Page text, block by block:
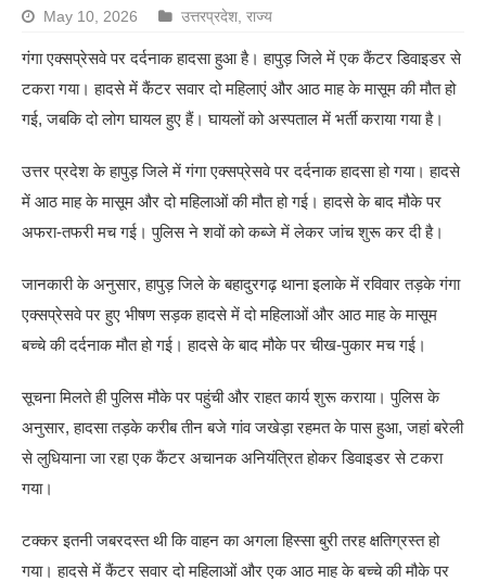
May 10, 2026 उत्तरप्रदेश ,राज्य
गंगा एक्सप्रेसवे पर दर्दनाक हादसा हुआ है। हापुड़ जिले में एक कैंटर डिवाइडर से
टकरा गया। हादसे में कैंटर सवार दो महिलाएं और आठ माह के मासूम की मौत हो
गई, जबकि दो लोग घायल हुए हैं। घायलों को अस्पताल में भर्ती कराया गया है।
उत्तर प्रदेश के हापुड़ जिले में गंगा एक्सप्रेसवे पर दर्दनाक हादसा हो गया। हादसे
में आठ माह के मासूम और दो महिलाओं की मौत हो गई। हादसे के बाद मौके पर
अफरा-तफरी मच गई। पुलिस ने शवों को कब्जे में लेकर जांच शुरू कर दी है।
जानकारी के अनुसार, हापुड़ जिले के बहादुरगढ़ थाना इलाके में रविवार तड़के गंगा
एक्सप्रेसवे पर हुए भीषण सड़क हादसे में दो महिलाओं और आठ माह के मासूम
बच्चे की दर्दनाक मौत हो गई। हादसे के बाद मौके पर चीख-पुकार मच गई।
सूचना मिलते ही पुलिस मौके पर पहुंची और राहत कार्य शुरू कराया। पुलिस के
अनुसार, हादसा तड़के करीब तीन बजे गांव जखेड़ा रहमत के पास हुआ, जहां बरेली
से लुधियाना जा रहा एक कैंटर अचानक अनियंत्रित होकर डिवाइडर से टकरा
गया।
टक्कर इतनी जबरदस्त थी कि वाहन का अगला हिस्सा बुरी तरह क्षतिग्रस्त हो
गया। हादसे में कैंटर सवार दो महिलाओं और एक आठ माह के बच्चे की मौके पर